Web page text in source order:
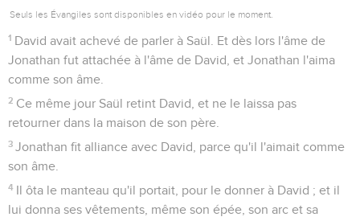
Seuls les Évangiles sont disponibles en vidéo pour le moment.
1 David avait achevé de parler à Saül. Et dès lors l'âme de
Jonathan fut attachée à l'âme de David, et Jonathan l'aima
comme son âme.
2 Ce même jour Saül retint David, et ne le laissa pas
retourner dans la maison de son père.
3 Jonathan fit alliance avec David, parce qu'il l'aimait comme
son âme.
4 Il ôta le manteau qu'il portait, pour le donner à David ; et il
lui donna ses vêtements, même son épée, son arc et sa